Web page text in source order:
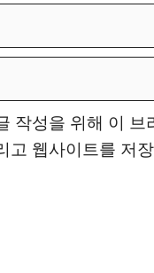
작성을 위해 이 브
고 웹사이트를 저